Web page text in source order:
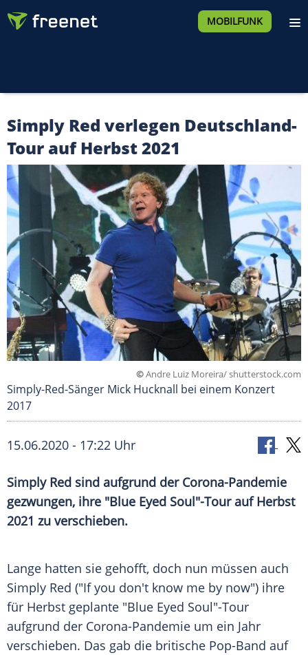
MOBILFUNK
Simply Red verlegen Deutschland-
Tour auf Herbst 2021
©Andre Luiz Moreira/ shutterstock.com
Simply-Red-Sänger Mick Hucknall bei einem Konzert
2017
15.06.2020 - 17:22 Uhr
Simply Red sind aufgrund der Corona-Pandemie
gezwungen, ihre "Blue Eyed Soul"-Tour auf Herbst
2021 zu verschieben.
Lange hatten sie gehofft, doch nun müssen auch
Simply Red ("If you don't know me by now") ihre
für Herbst geplante "Blue Eyed Soul"-Tour
aufgrund der Corona-Pandemie um ein Jahr
verschieben. Das gab die britische Pop-Band auf